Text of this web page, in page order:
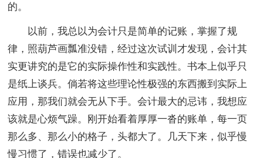
的。
以前，我总以为会计只是简单的记账，掌握了规
律，照葫芦画瓢准没错，经过这次试训才发现，会计其
实更讲究的是它的实际操作性和实践性。书本上似乎只
是纸上谈兵。倘若将这些理论性极强的东西搬到实际上
应用，那我们就会无从下手。会计最大的忌讳，我想应
该就是心烦气躁。刚开始看着厚厚一沓的账单，每一页
那么多、那么小的格子，头都大了。几天下来，似乎慢
慢习惯了，错误也减少了。